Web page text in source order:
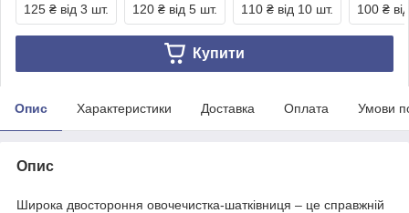
125 ₴ від 3 шт. 120 ₴ від 5 шт. 110 ₴ від 10 шт. 100 ₴
Купити
Опис Характеристики Доставка Оплата Умови
Опис
Широка двостороння овочечистка-шатківниця – це справжній